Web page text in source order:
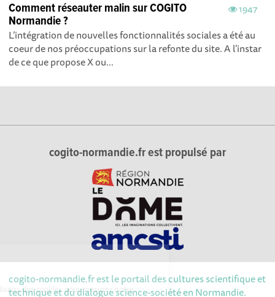
nous utilisons des cookies pour mesurer notre
1947
Comment réseauter malin sur COGITO
Normandie ?
L’intégration de nouvelles fonctionnalités sociales a été au
coeur de nos préoccupations sur la refonte du site. A l’instar
de ce que propose X ou...
cogito-normandie.fr est propulsé par
cogito-normandie.fr est le portail des cultures scientifique et
technique et du dialogue science-société en Normandie.